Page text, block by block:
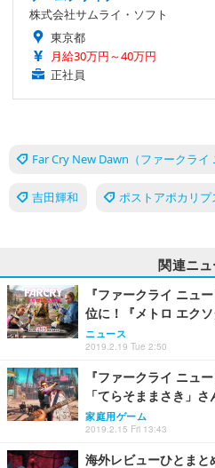
株式会社サムライ・ソフト
東京都
月給30万円～40万円
正社員
Far Cry New Dawn（ファークライ
吉田輝和 ポストアポカリプ
関連ニュ
『ファークライ ニュ
位に！『メトロ エク
ニュース
2019.2.19 Tue 2:50
『ファークライ ニュ
「てらそままさき」
家庭用ゲーム
2019.2.15 Fri 13:43
海外レビューひとま